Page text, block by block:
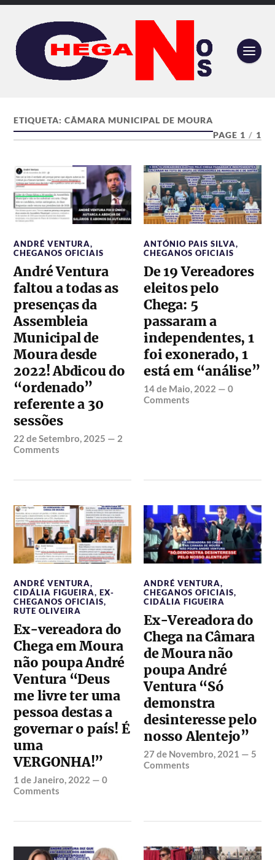
ETIQUETA:CÂMARA MUNICIPAL DE MOURA
PAGE 1 / 1
ANDRÉ VENTURA,
CHEGANOS OFICIAIS
André Ventura
faltou a todas as
presenças da
Assembleia
Municipal de
Moura desde
2022! Abdicou do
“ordenado”
referente a 30
sessões
22 de Setembro, 2025 — 2
Comments
ANTÓNIO PAIS SILVA,
CHEGANOS OFICIAIS
De 19 Vereadores
eleitos pelo
Chega: 5
passaram a
independentes, 1
foi exonerado, 1
está em “análise”
14 de Maio, 2022 —0
Comments
ANDRÉ VENTURA,
CIDÁLIA FIGUEIRA,EX-
CHEGANOS OFICIAIS,
RUTE OLIVEIRA
Ex-vereadora do
Chega em Moura
não poupa André
Ventura “Deus
me livre ter uma
pessoa destas a
governar o país! É
uma
VERGONHA!”
1 de Janeiro, 2022 —0
Comments
ANDRÉ VENTURA,
CHEGANOS OFICIAIS,
CIDÁLIA FIGUEIRA
Ex-Vereadora do
Chega na Câmara
de Moura não
poupa André
Ventura “Só
demonstra
desinteresse pelo
nosso Alentejo”
27 de Novembro, 2021 — 5
Comments